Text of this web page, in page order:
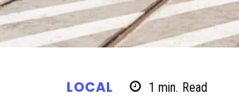
LOCAL 1 min. Read